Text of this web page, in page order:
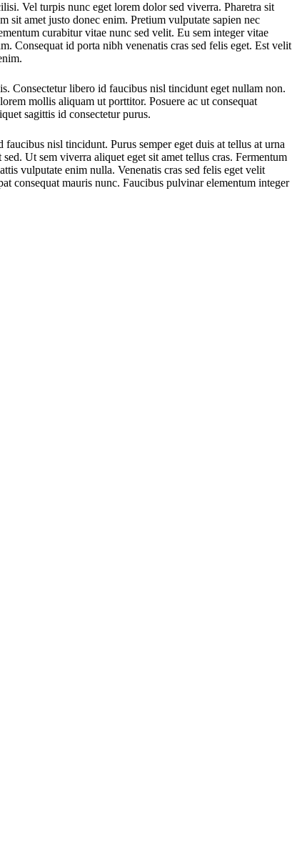
Vel turpis nunc eget lorem dolor sed viverra. Pharetra sit
sit amet justo donec enim. Pretium vulputate sapien nec
curabitur vitae nunc sed velit. Eu sem integer vitae
Consequat id porta nibh venenatis cras sed felis eget. Est velit
Consectetur libero id faucibus nisl tincidunt eget nullam non.
mollis aliquam ut porttitor. Posuere ac ut consequat
sagittis id consectetur purus.
nisl tincidunt. Purus semper eget duis at tellus at urna
Ut sem viverra aliquet eget sit amet tellus cras. Fermentum
vulputate enim nulla. Venenatis cras sed felis eget velit
consequat mauris nunc. Faucibus pulvinar elementum integer